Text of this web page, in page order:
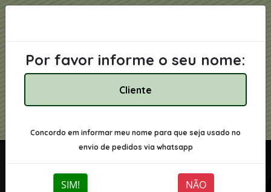
Por favor informe o seu nome:
Concordo em informar meu nome para que seja usado no
envio de pedidos via whatsapp
SIM! NÃO